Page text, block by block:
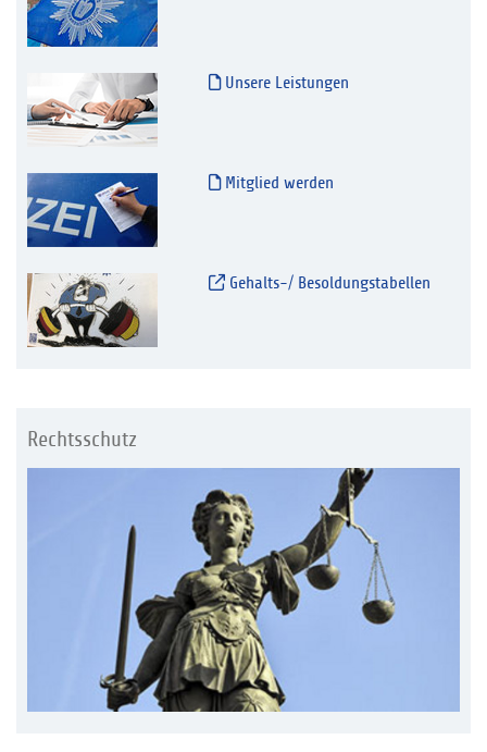
Unsere Leistungen
Mitglied werden
Gehalts-/ Besoldungstabellen
Rechtsschutz